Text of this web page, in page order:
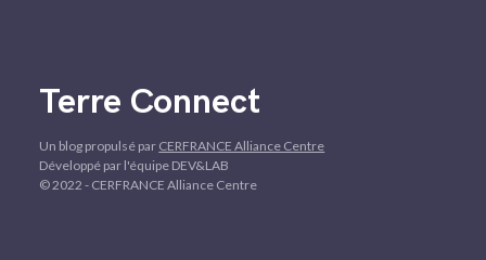
Terre Connect
Un blog propulsé par CERFRANCE Alliance Centre
Développé par l'équipe DEV&LAB
© 2022 - CERFRANCE Alliance Centre